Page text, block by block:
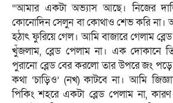
“আমার একটা অভ্যাস আছে। নিজের
কোনোদিন সেলুন বা কোথাও শেভ করি না।
হঠাৎ ফুরিয়ে গেল। আমি বাজারে গেলাম
খুঁজলাম, ব্লেড পেলাম না। এক দোকানে
পুরানো ব্লেড বের করলো তার উপরে জং
কথা ‘চাড়িও’ (নখ) কাটবে না। আমি
পিকিং শহরে একটা ব্লেড পেলাম না,